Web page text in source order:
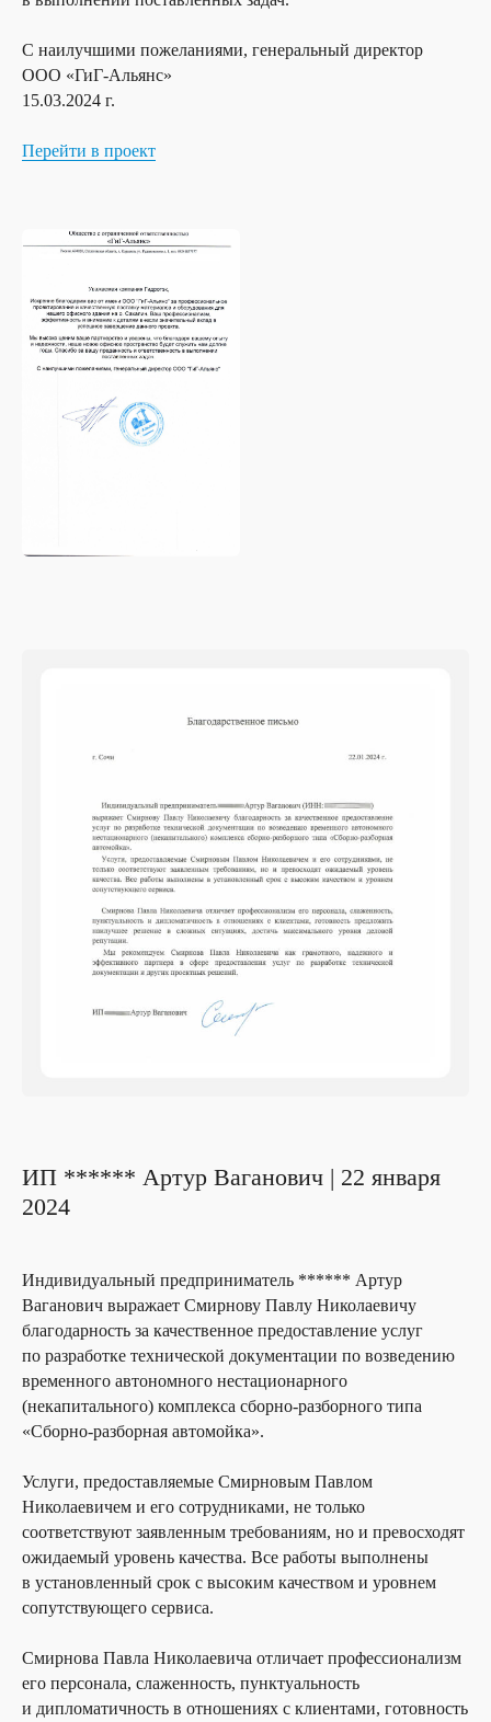
С наилучшими пожеланиями, генеральный директор
ООО «ГиГ-Альянс»
15.03.2024 г.
Перейти в проект
ИП ****** Артур Ваганович | 22 января
2024
Индивидуальный предприниматель ****** Артур
Ваганович выражает Смирнову Павлу Николаевичу
благодарность за качественное предоставление услуг
по разработке технической документации по возведению
временного автономного нестационарного
(некапитального) комплекса сборно-разборного типа
«Сборно-разборная автомойка».
Услуги, предоставляемые Смирновым Павлом
Николаевичем и его сотрудниками, не только
соответствуют заявленным требованиям, но и превосходят
ожидаемый уровень качества. Все работы выполнены
в установленный срок с высоким качеством и уровнем
сопутствующего сервиса.
Смирнова Павла Николаевича отличает профессионализм
его персонала, слаженность, пунктуальность
и дипломатичность в отношениях с клиентами, готовность